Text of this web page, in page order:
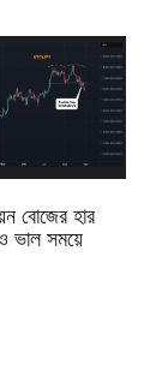
বোজের হার
ভাল সময়ে